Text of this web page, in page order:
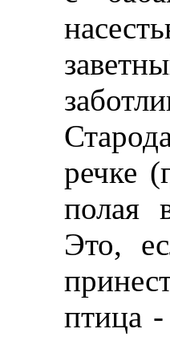
речке
полая
Это,
птица -